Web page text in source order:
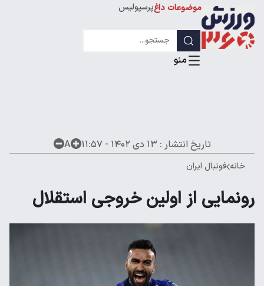
موضوعات داغپرسپولیس
لیگ قهرمانان
تاریخ انتشار : ۱۳ دی ۱۴۰۲ - ۱۱:۵۷ A
خانه فوتبال ایران
رونمایی از اولین خروجی استقلال